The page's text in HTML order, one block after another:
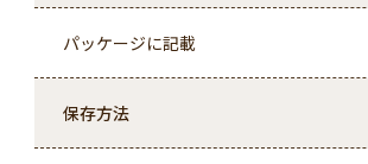
パッケージに記載
保存方法